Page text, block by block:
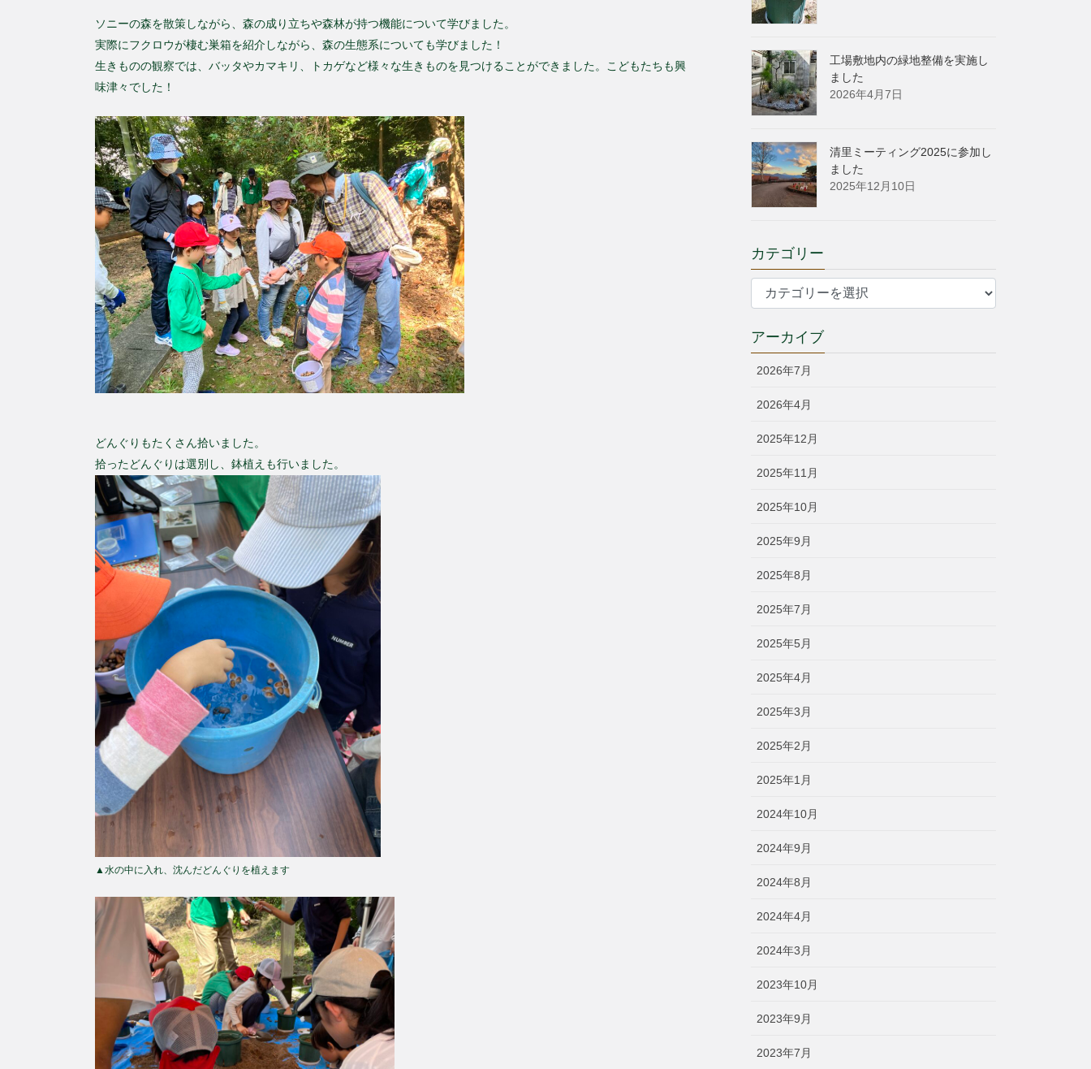
ソニーの森を散策しながら、森の成り立ちや森林が持つ機能について学びました。
実際にフクロウが棲む巣箱を紹介しながら、森の生態系についても学びました！
生きものの観察では、バッタやカマキリ、トカゲなど様々な生きものを見つけることができました。こどもたちも興
味津々でした！
どんぐりもたくさん拾いました。
拾ったどんぐりは選別し、鉢植えも行いました。
▲水の中に入れ、沈んだどんぐりを植えます
工場敷地内の緑地整備を実施し
ました
2026年4月7日
清里ミーティング2025に参加し
ました
2025年12月10日
カテゴリー
テ
リ
ー
アーカイブ
2026年7月
2026年4月
2025年12月
2025年11月
2025年10月
2025年9月
2025年8月
2025年7月
2025年5月
2025年4月
2025年3月
2025年2月
2025年1月
2024年10月
2024年9月
2024年8月
2024年4月
2024年3月
2023年10月
2023年9月
2023年7月